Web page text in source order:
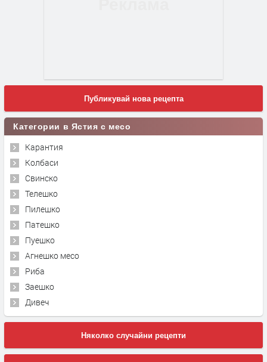
Публикувай нова рецепта
Категории в Ястия с месо
Карантия
Колбаси
Свинско
Телешко
Пилешко
Патешко
Пуешко
Агнешко месо
Риба
Заешко
Дивеч
Няколко случайни рецепти